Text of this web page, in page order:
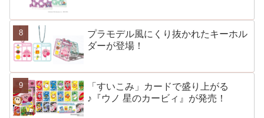
プラモデル風にくり抜かれたキーホル
ダーが登場！
「すいこみ」カードで盛り上がる
♪『ウノ 星のカービィ』が発売！